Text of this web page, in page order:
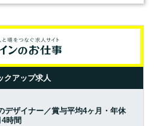
クアップ求人
デザイナー／賞与平均4ヶ月・年休
時間